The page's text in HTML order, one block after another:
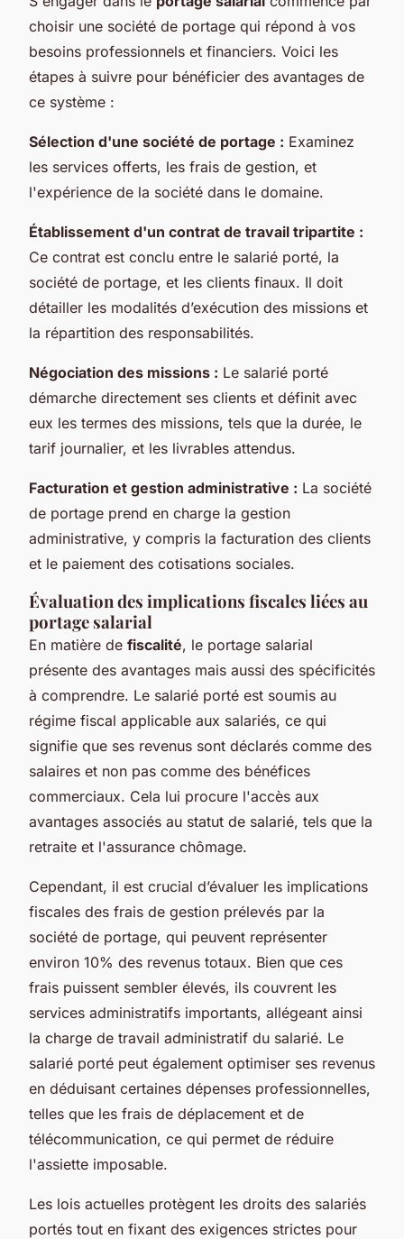
choisir une société de portage qui répond à vos
besoins professionnels et financiers. Voici les
étapes à suivre pour bénéficier des avantages de
ce système :
Sélection d'une société de portage : Examinez
les services offerts, les frais de gestion, et
l'expérience de la société dans le domaine.
Établissement d'un contrat de travail tripartite :
Ce contrat est conclu entre le salarié porté, la
société de portage, et les clients finaux. Il doit
détailler les modalités d’exécution des missions et
la répartition des responsabilités.
Négociation des missions : Le salarié porté
démarche directement ses clients et définit avec
eux les termes des missions, tels que la durée, le
tarif journalier, et les livrables attendus.
Facturation et gestion administrative : La société
de portage prend en charge la gestion
administrative, y compris la facturation des clients
et le paiement des cotisations sociales.
Évaluation des implications fiscales liées au
portage salarial
En matière de fiscalité, le portage salarial
présente des avantages mais aussi des spécificités
à comprendre. Le salarié porté est soumis au
régime fiscal applicable aux salariés, ce qui
signifie que ses revenus sont déclarés comme des
salaires et non pas comme des bénéfices
commerciaux. Cela lui procure l'accès aux
avantages associés au statut de salarié, tels que la
retraite et l'assurance chômage.
Cependant, il est crucial d’évaluer les implications
fiscales des frais de gestion prélevés par la
société de portage, qui peuvent représenter
environ 10% des revenus totaux. Bien que ces
frais puissent sembler élevés, ils couvrent les
services administratifs importants, allégeant ainsi
la charge de travail administratif du salarié. Le
salarié porté peut également optimiser ses revenus
en déduisant certaines dépenses professionnelles,
telles que les frais de déplacement et de
télécommunication, ce qui permet de réduire
l'assiette imposable.
Les lois actuelles protègent les droits des salariés
portés tout en fixant des exigences strictes pour